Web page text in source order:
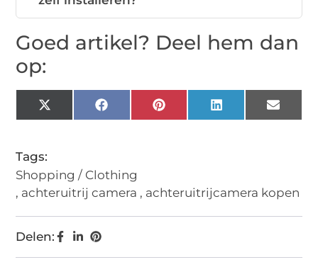
Goed artikel? Deel hem dan
op:
X
(Twitter)
FacebookPinterestLinkedIn Email
Tags:
Shopping / Clothing
, achteruitrij camera , achteruitrijcamera kopen
Delen: